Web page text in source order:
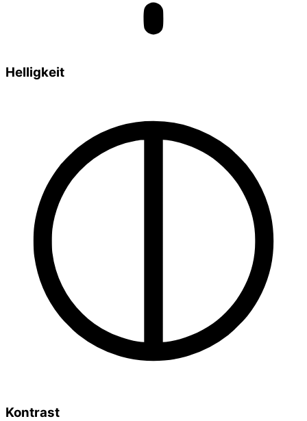
Helligkeit
Kontrast